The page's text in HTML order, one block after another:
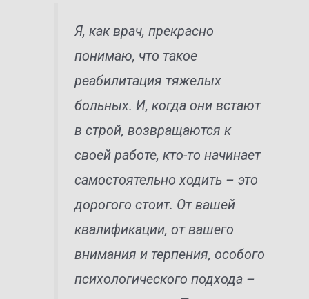
Я, как врач, прекрасно
понимаю, что такое
реабилитация тяжелых
больных. И, когда они встают
в строй, возвращаются к
своей работе, кто-то начинает
самостоятельно ходить – это
дорогого стоит. От вашей
квалификации, от вашего
внимания и терпения, особого
психологического подхода –